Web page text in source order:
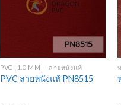
PVC [1.0 MM] - ลายหนังแท้
PVC ลายหนังแท้ PN8515